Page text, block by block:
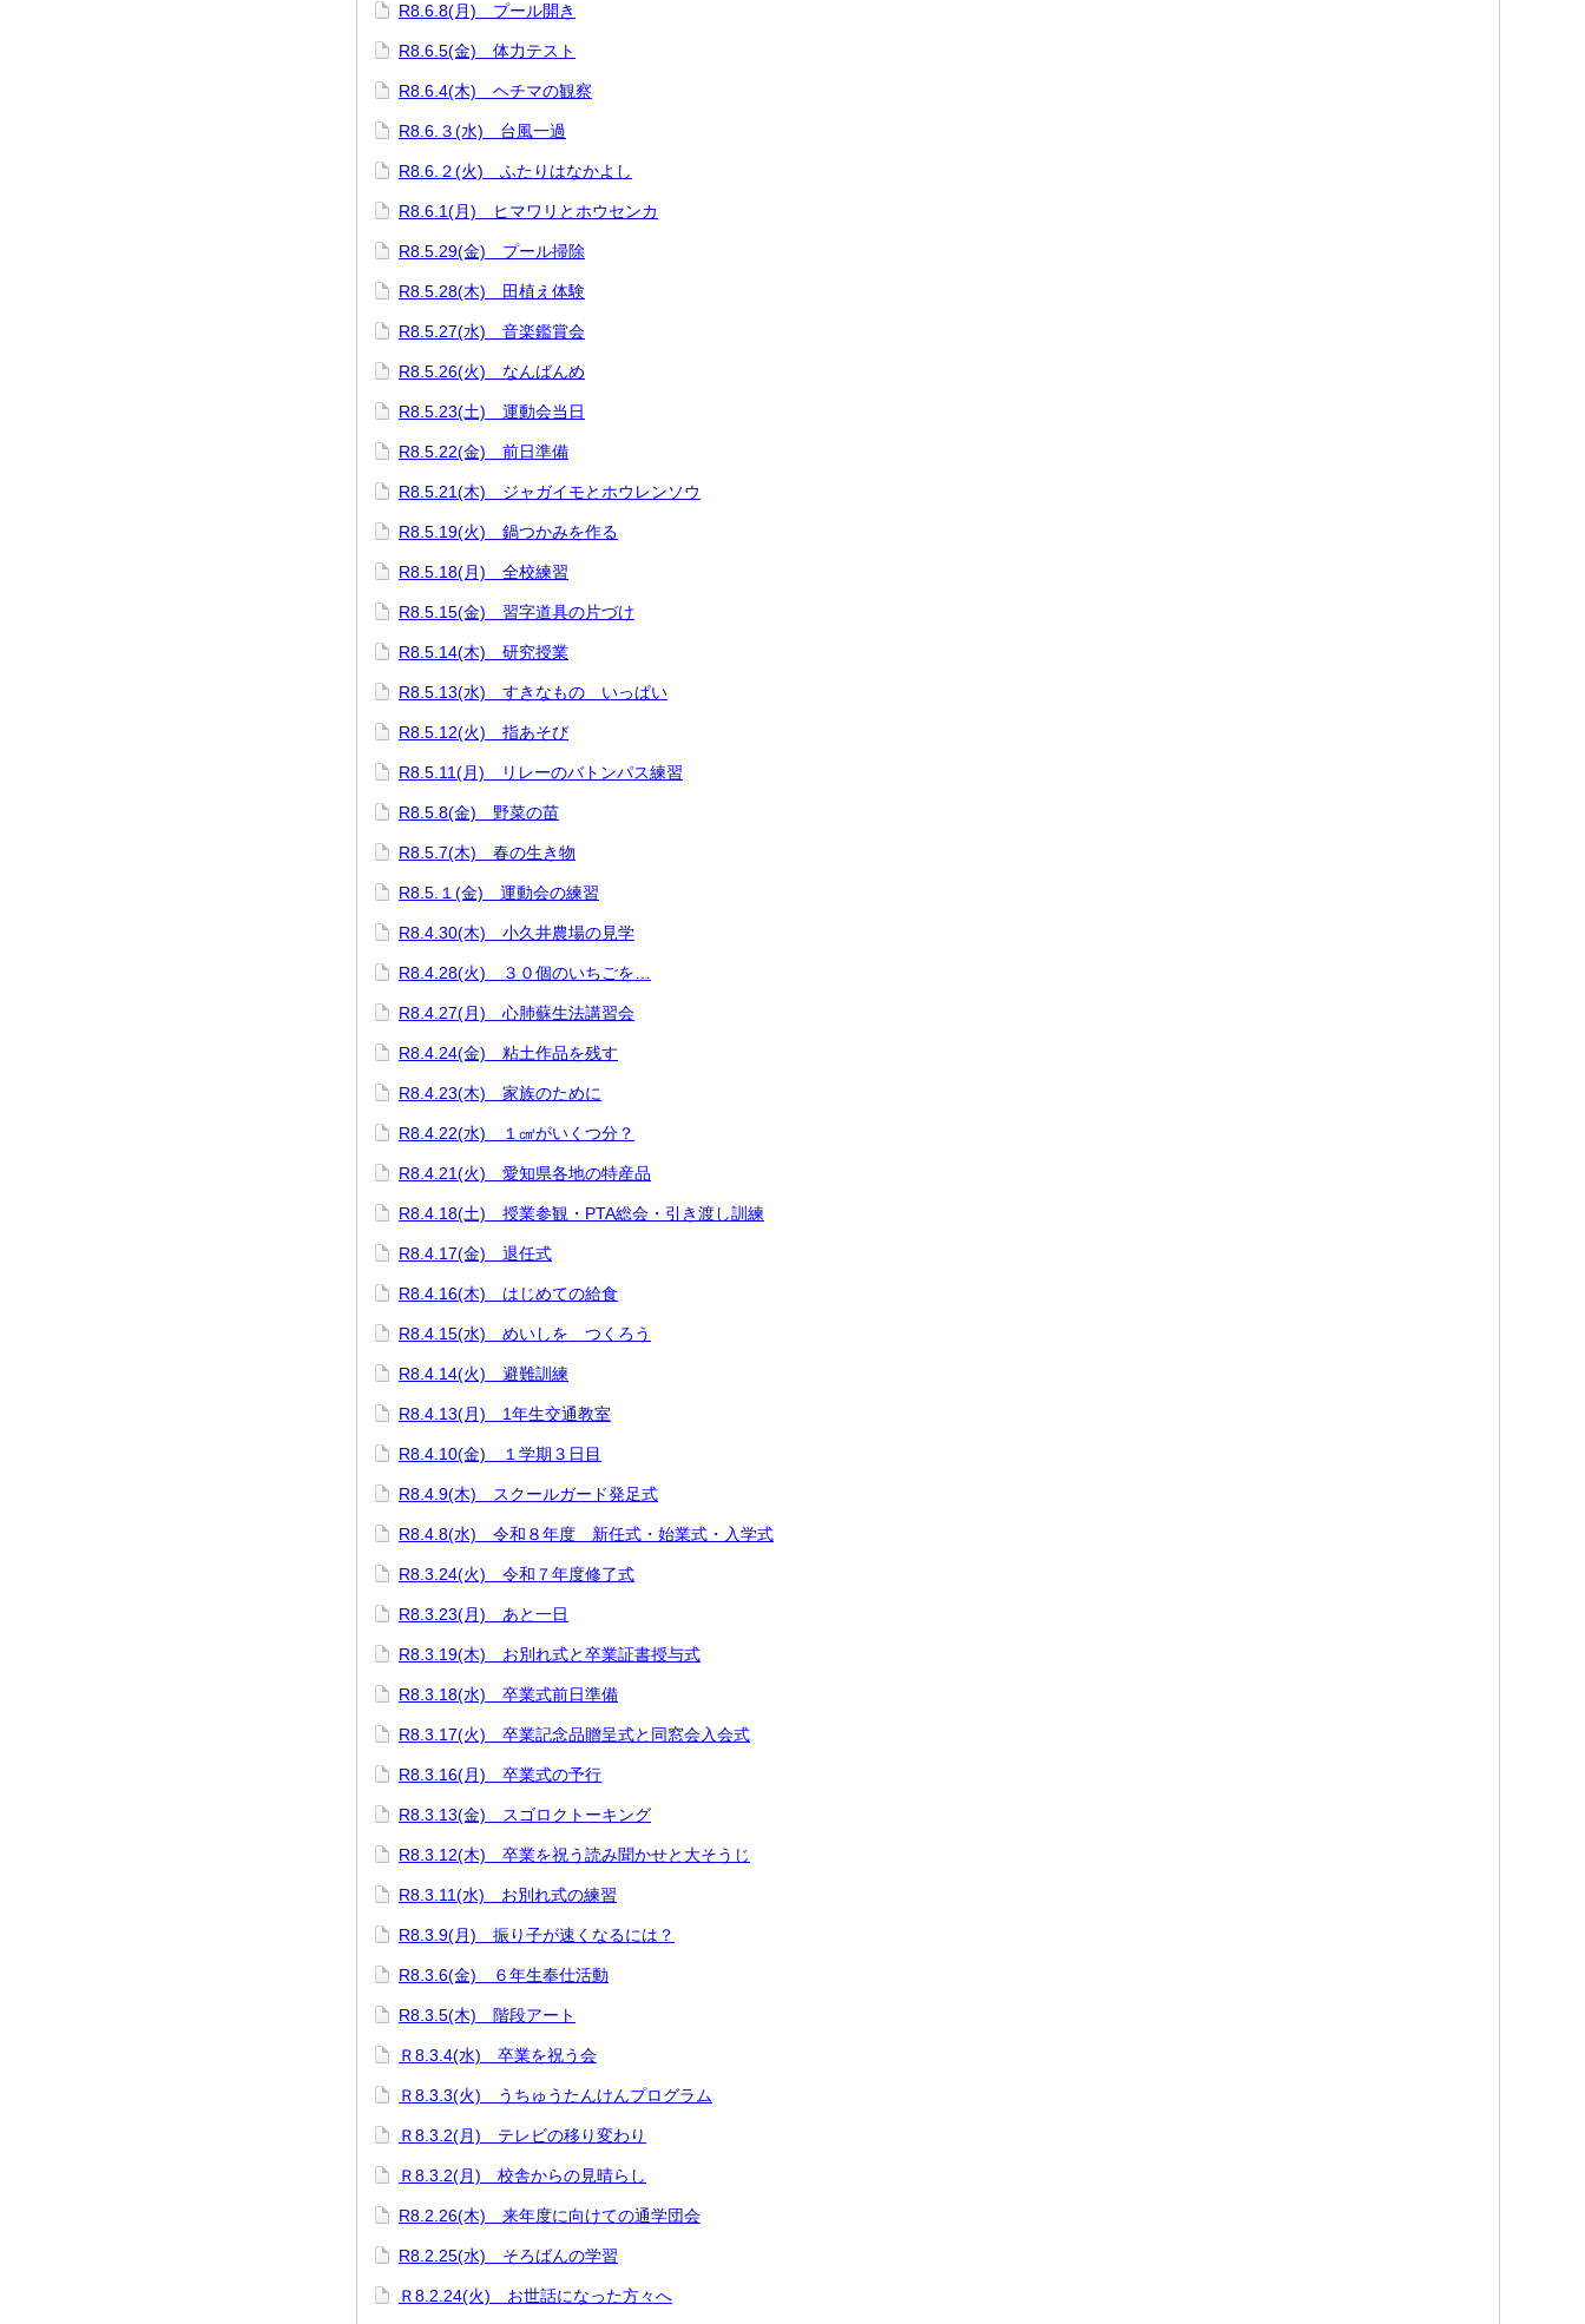
R8.6.8(月) プール開き
R8.6.5(金) 体力テスト
R8.6.4(木) ヘチマの観察
R8.6.３(水) 台風一過
R8.6.２(火) ふたりはなかよし
R8.6.1(月) ヒマワリとホウセンカ
R8.5.29(金) プール掃除
R8.5.28(木) 田植え体験
R8.5.27(水) 音楽鑑賞会
R8.5.26(火) なんばんめ
R8.5.23(土) 運動会当日
R8.5.22(金) 前日準備
R8.5.21(木) ジャガイモとホウレンソウ
R8.5.19(火) 鍋つかみを作る
R8.5.18(月) 全校練習
R8.5.15(金) 習字道具の片づけ
R8.5.14(木) 研究授業
R8.5.13(水) すきなもの いっぱい
R8.5.12(火) 指あそび
R8.5.11(月) リレーのバトンパス練習
R8.5.8(金) 野菜の苗
R8.5.7(木) 春の生き物
R8.5.１(金) 運動会の練習
R8.4.30(木) 小久井農場の見学
R8.4.28(火) ３０個のいちごを…
R8.4.27(月) 心肺蘇生法講習会
R8.4.24(金) 粘土作品を残す
R8.4.23(木) 家族のために
R8.4.22(水) １㎤がいくつ分？
R8.4.21(火) 愛知県各地の特産品
R8.4.18(土) 授業参観・PTA総会・引き渡し訓練
R8.4.17(金) 退任式
R8.4.16(木) はじめての給食
R8.4.15(水) めいしを つくろう
R8.4.14(火) 避難訓練
R8.4.13(月) 1年生交通教室
R8.4.10(金) １学期３日目
R8.4.9(木) スクールガード発足式
R8.4.8(水) 令和８年度 新任式・始業式・入学式
R8.3.24(火) 令和７年度修了式
R8.3.23(月) あと一日
R8.3.19(木) お別れ式と卒業証書授与式
R8.3.18(水) 卒業式前日準備
R8.3.17(火) 卒業記念品贈呈式と同窓会入会式
R8.3.16(月) 卒業式の予行
R8.3.13(金) スゴロクトーキング
R8.3.12(木) 卒業を祝う読み聞かせと大そうじ
R8.3.11(水) お別れ式の練習
R8.3.9(月) 振り子が速くなるには？
R8.3.6(金) ６年生奉仕活動
R8.3.5(木) 階段アート
Ｒ8.3.4(水) 卒業を祝う会
Ｒ8.3.3(火) うちゅうたんけんプログラム
Ｒ8.3.2(月) テレビの移り変わり
Ｒ8.3.2(月) 校舎からの見晴らし
R8.2.26(木) 来年度に向けての通学団会
R8.2.25(水) そろばんの学習
Ｒ8.2.24(火) お世話になった方々へ